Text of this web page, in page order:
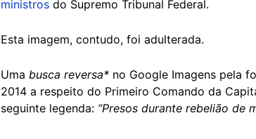
ministros do Supremo Tribunal Federal.
Esta imagem, contudo, foi adulterada.
Uma busca reversa* no Google Imagens pela
2014 a respeito do Primeiro Comando da
seguinte legenda: “Presos durante rebelião de